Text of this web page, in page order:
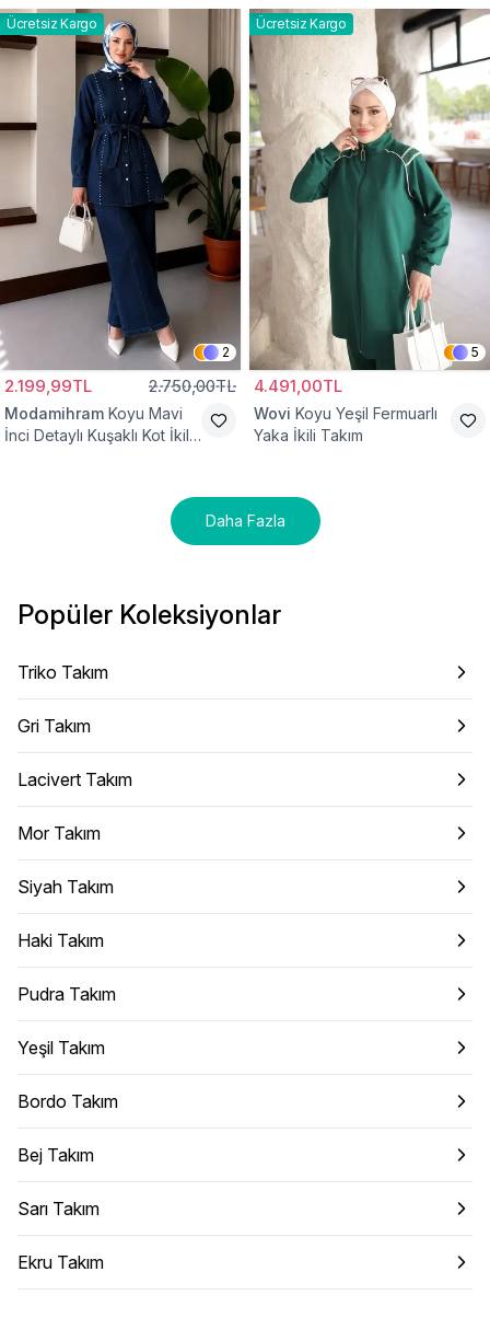
Ücretsiz Kargo
2
2.199,99TL 2.750,00TL
Modamihram Koyu Mavi
İnci Detaylı Kuşaklı Kot İkili
Ücretsiz Kargo
5
4.491,00TL
Wovi Koyu Yeşil Fermuarlı
Yaka İkili Takım
Daha Fazla
Popüler Koleksiyonlar
Triko Takım
Gri Takım
Lacivert Takım
Mor Takım
Siyah Takım
Haki Takım
Pudra Takım
Yeşil Takım
Bordo Takım
Bej Takım
Sarı Takım
Ekru Takım